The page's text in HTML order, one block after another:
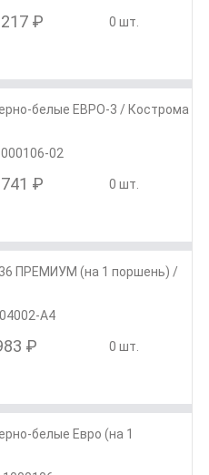
₽ 0 шт.
белые ЕВРО-3 / Кострома
02
₽ 0 шт.
ПРЕМИУМ (на 1 поршень) /
А4
₽ 0 шт.
белые Евро (на 1